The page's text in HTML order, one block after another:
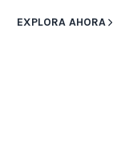
EXPLORA AHORA